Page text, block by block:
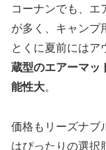
コーナンでも、エ
が多く、キャンプ
とくに夏前にはア
蔵型のエアーマッ
能性大。
価格もリーズナブ
はぴったりの選択